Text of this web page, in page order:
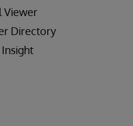
Viewer
Directory